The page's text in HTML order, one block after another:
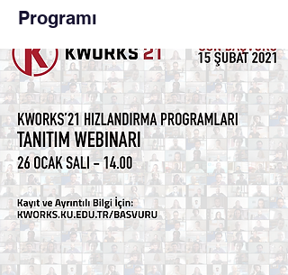
Programı